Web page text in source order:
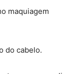
maquiagem
do cabelo.